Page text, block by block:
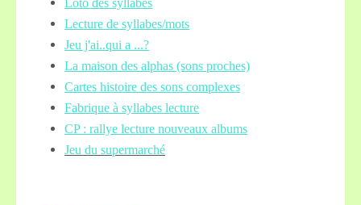
Loto des syllabes
Lecture de syllabes/mots
Jeu j'ai..qui a ...?
La maison des alphas (sons proches)
Cartes histoire des sons complexes
Fabrique à syllabes lecture
CP : rallye lecture nouveaux albums
Jeu du supermarché